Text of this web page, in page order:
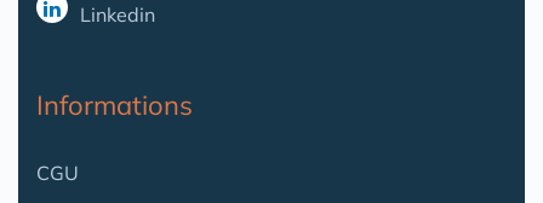
Linkedin
Informations
CGU